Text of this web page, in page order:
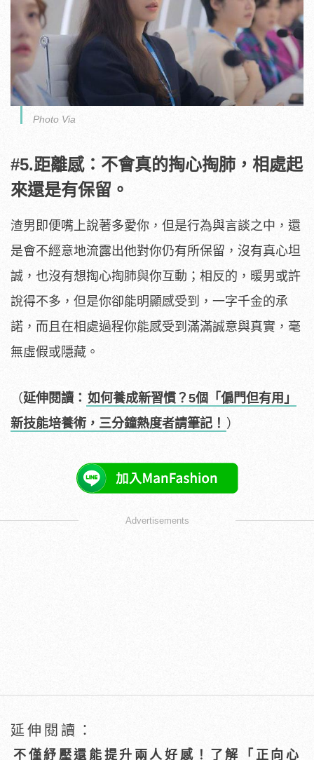
Photo Via
#5.距離感：不會真的掏心掏肺，相處起
來還是有保留。
渣男即便嘴上說著多愛你，但是行為與言談之中，還
是會不經意地流露出他對你仍有所保留，沒有真心坦
誠，也沒有想掏心掏肺與你互動；相反的，暖男或許
說得不多，但是你卻能明顯感受到，一字千金的承
諾，而且在相處過程你能感受到滿滿誠意與真實，毫
無虛假或隱藏。
（延伸閱讀： 如何養成新習慣？5個「偏門但有用」
新技能培養術，三分鐘熱度者請筆記！ ）
Advertisements
延伸閱讀：
不僅紓壓還能提升兩人好感！了解「正向心